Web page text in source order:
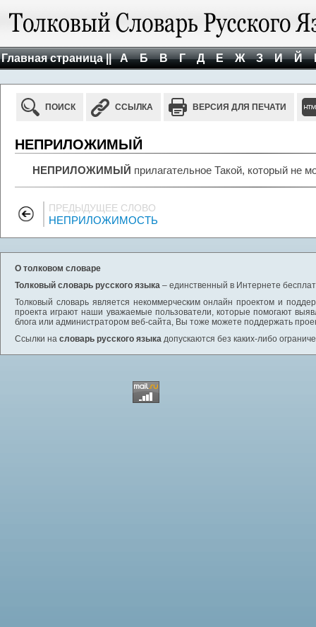
Главная страница || А Б В Г Д Е Ж З И Й
ПОИСК ССЫЛКА ВЕРСИЯ ДЛЯ ПЕЧАТИ
НЕПРИЛОЖИМЫЙ
НЕПРИЛОЖИМЫЙ прилагательное Такой, который не
ПРЕДЫДУЩЕЕ СЛОВО
НЕПРИЛОЖИМОСТЬ
О толковом словаре
Толковый словарь русского языка – единственный в Интернете
Толковый словарь является некоммерческим онлайн проектом и
проекта играют наши уважаемые пользователи, которые помогают
блога или администратором веб-сайта, Вы тоже можете поддержать
Ссылки на словарь русского языка допускаются без каких-либо